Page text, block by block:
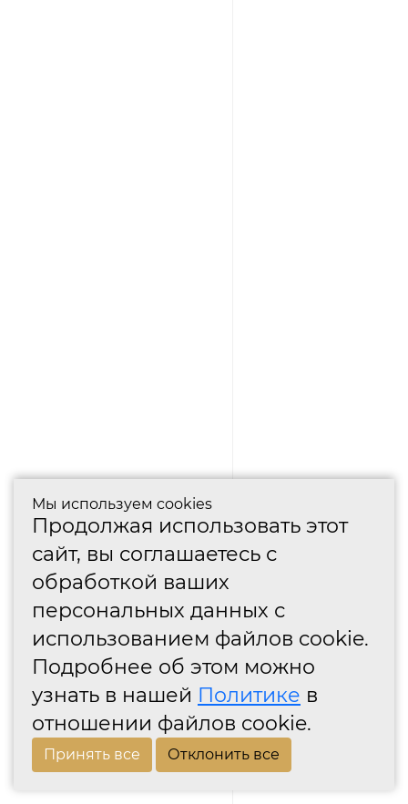
Мы используем cookies
Продолжая использовать этот
сайт, вы соглашаетесь с
обработкой ваших
персональных данных с
использованием файлов cookie.
Подробнее об этом можно
узнать в нашей Политике в
отношении файлов cookie.
Принять все Отклонить все